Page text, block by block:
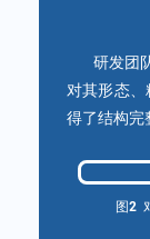
研发团
对其形态
得了结构完
图2